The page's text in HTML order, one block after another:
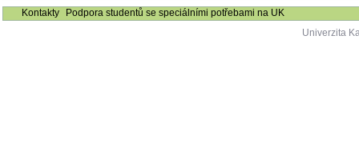
Kontakty
Podpora studentů se speciálními potřebami na UK
Univerzita